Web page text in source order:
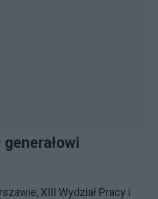
XIII Wydział Pracy i